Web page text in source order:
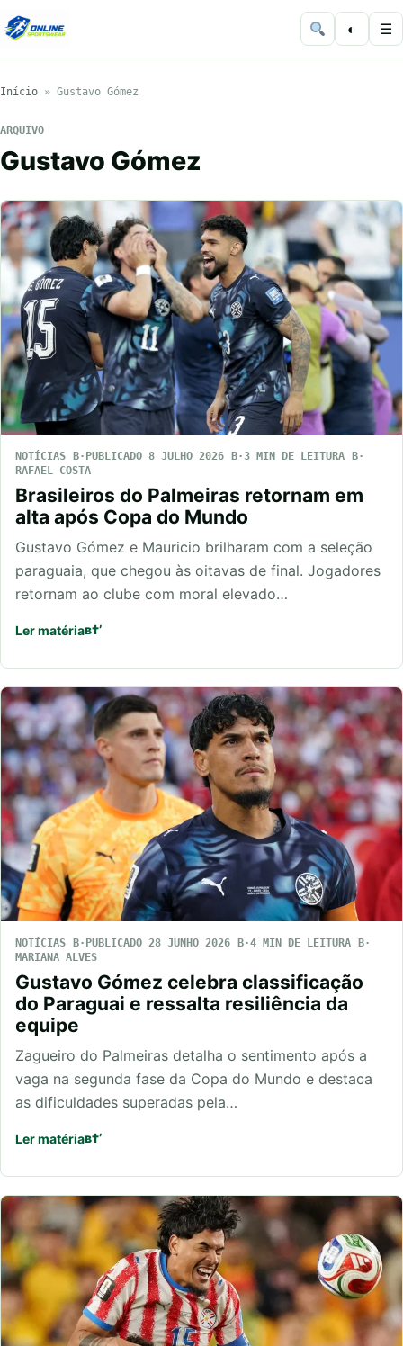
◐ ☰
Início » Gustavo Gómez
ARQUIVO
Gustavo Gómez
NOTÍCIAS PUBLICADO 8 JULHO 2026
3 MIN DE LEITURA
RAFAEL COSTA
Brasileiros do Palmeiras retornam em
alta após Copa do Mundo
Gustavo Gómez e Mauricio brilharam com a seleção
paraguaia, que chegou às oitavas de final. Jogadores
retornam ao clube com moral elevado…
Ler matéria
NOTÍCIAS PUBLICADO 28 JUNHO 2026
4 MIN DE LEITURA
MARIANA ALVES
Gustavo Gómez celebra classificação
do Paraguai e ressalta resiliência da
equipe
Zagueiro do Palmeiras detalha o sentimento após a
vaga na segunda fase da Copa do Mundo e destaca
as dificuldades superadas pela…
Ler matéria